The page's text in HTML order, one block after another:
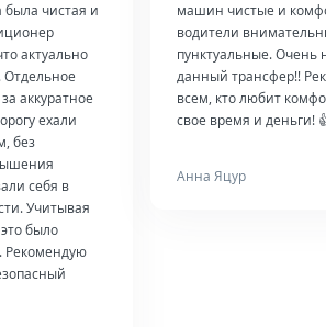
чистая и
актуально
Отдельное
аккуратное
ехали
без
себя в
Учитывая
было
Рекомендую
машин чистые и
водители
пунктуальные. Очень
данный трансфер!!
всем, кто любит
свое время и деньги!
Анна Яцур